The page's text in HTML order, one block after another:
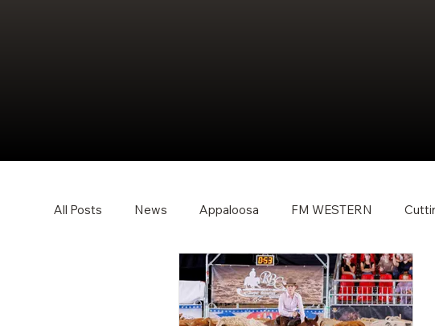
All Posts News Appaloosa FM WESTERN
Events Wissen Swiss Western